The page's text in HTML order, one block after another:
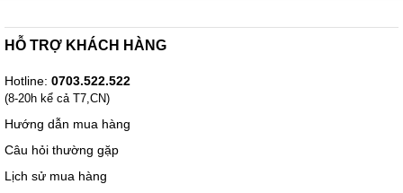
HỖ TRỢ KHÁCH HÀNG
Hotline: 0703.522.522
(8-20h kể cả T7,CN)
Hướng dẫn mua hàng
Câu hỏi thường gặp
Lịch sử mua hàng